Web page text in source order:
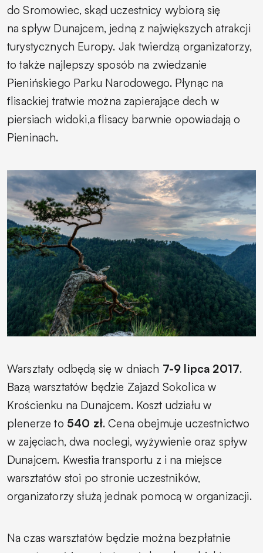
do Sromowiec, skąd uczestnicy wybiorą się
na spływ Dunajcem, jedną z największych atrakcji
turystycznych Europy. Jak twierdzą organizatorzy,
to także najlepszy sposób na zwiedzanie
Pienińskiego Parku Narodowego. Płynąc na
flisackiej tratwie można zapierające dech w
piersiach widoki,a flisacy barwnie opowiadają o
Pieninach.
Warsztaty odbędą się w dniach 7-9 lipca 2017.
Bazą warsztatów będzie Zajazd Sokolica w
Krościenku na Dunajcem. Koszt udziału w
plenerze to 540 zł. Cena obejmuje uczestnictwo
w zajęciach, dwa noclegi, wyżywienie oraz spływ
Dunajcem. Kwestia transportu z i na miejsce
warsztatów stoi po stronie uczestników,
organizatorzy służą jednak pomocą w organizacji.
Na czas warsztatów będzie można bezpłatnie